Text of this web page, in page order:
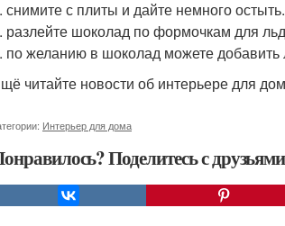
снимите с плиты и дайте немного
разлейте шоколад по формочкам для
по желанию в шоколад можете
читайте новости об интерьере для
Интерьер для дома
Поделитесь с